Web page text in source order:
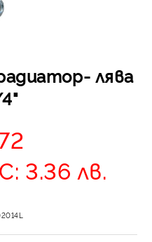
лява
3.36 лв.
оскъпяване. За
до 400 лв. / €204,52
Плащане на 4 вноски.
се разделя на 3 равни
без оскъпяване. За